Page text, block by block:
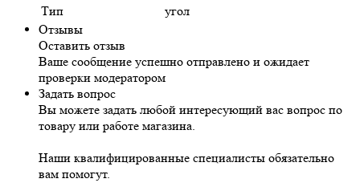
Тип
угол
Отзывы
Оставить отзыв
Ваше сообщение успешно отправлено и ожидает
проверки модератором
Задать вопрос
Вы можете задать любой интересующий вас вопрос по
товару или работе магазина.
Наши квалифицированные специалисты обязательно
вам помогут.